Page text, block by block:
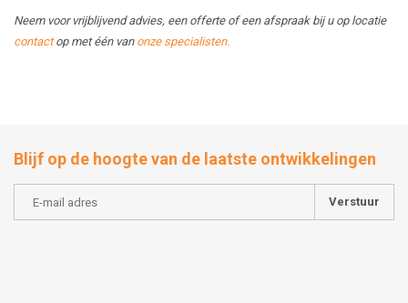
Neem voor vrijblijvend advies, een offerte of een afspraak bij u op locatie
contactop met één van onze specialisten.
Blijf op de hoogte van de laatste ontwikkelingen
Verstuur